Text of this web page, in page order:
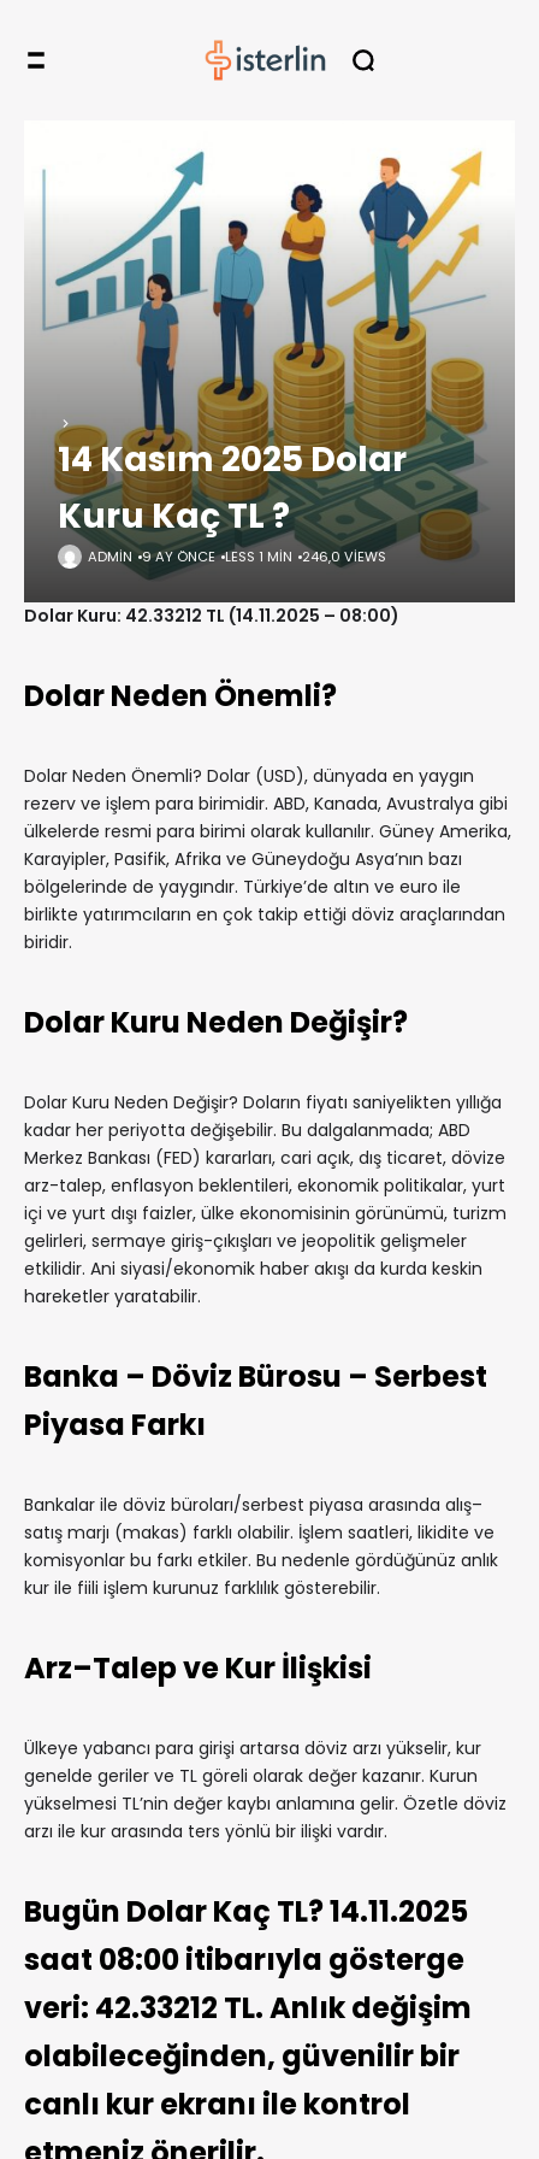
14 Kasım 2025 Dolar
Kuru Kaç TL ?
ADMIN 9 AY ÖNCE LESS 1 MIN 246,0 VIEWS
Dolar Kuru: 42.33212 TL (14.11.2025 – 08:00)
Dolar Neden Önemli?
Dolar Neden Önemli? Dolar (USD), dünyada en yaygın
rezerv ve işlem para birimidir. ABD, Kanada, Avustralya gibi
ülkelerde resmi para birimi olarak kullanılır. Güney Amerika,
Karayipler, Pasifik, Afrika ve Güneydoğu Asya’nın bazı
bölgelerinde de yaygındır. Türkiye’de altın ve euro ile
birlikte yatırımcıların en çok takip ettiği döviz araçlarından
biridir.
Dolar Kuru Neden Değişir?
Dolar Kuru Neden Değişir? Doların fiyatı saniyelikten yıllığa
kadar her periyotta değişebilir. Bu dalgalanmada; ABD
Merkez Bankası (FED) kararları, cari açık, dış ticaret, dövize
arz-talep, enflasyon beklentileri, ekonomik politikalar, yurt
içi ve yurt dışı faizler, ülke ekonomisinin görünümü, turizm
gelirleri, sermaye giriş-çıkışları ve jeopolitik gelişmeler
etkilidir. Ani siyasi/ekonomik haber akışı da kurda keskin
hareketler yaratabilir.
Banka – Döviz Bürosu – Serbest
Piyasa Farkı
Bankalar ile döviz büroları/serbest piyasa arasında alış–
satış marjı (makas) farklı olabilir. İşlem saatleri, likidite ve
komisyonlar bu farkı etkiler. Bu nedenle gördüğünüz anlık
kur ile fiili işlem kurunuz farklılık gösterebilir.
Arz–Talep ve Kur İlişkisi
Ülkeye yabancı para girişi artarsa döviz arzı yükselir, kur
genelde geriler ve TL göreli olarak değer kazanır. Kurun
yükselmesi TL’nin değer kaybı anlamına gelir. Özetle döviz
arzı ile kur arasında ters yönlü bir ilişki vardır.
Bugün Dolar Kaç TL? 14.11.2025
saat 08:00 itibarıyla gösterge
veri: 42.33212 TL. Anlık değişim
olabileceğinden, güvenilir bir
canlı kur ekranı ile kontrol